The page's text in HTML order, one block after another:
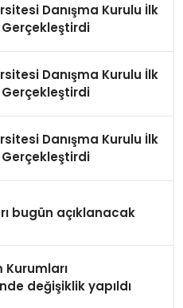
Danışma Kurulu İlk
Gerçekleştirdi
Danışma Kurulu İlk
Gerçekleştirdi
Danışma Kurulu İlk
Gerçekleştirdi
bugün açıklanacak
değişiklik yapıldı